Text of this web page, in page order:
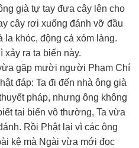
già tự tay đưa cây lên cho
cây rơi xuống đánh vỡ đầu
khóc, động cả xóm làng.
ra ta biến này.
gặp mười người Phạm Chí
đáp: Ta đi đến nhà ông già
pháp, nhưng ông không
tai biến vô thường, Ta vừa
Rồi Phật lại vì các ông
kệ mà Ngài vừa mới đọc